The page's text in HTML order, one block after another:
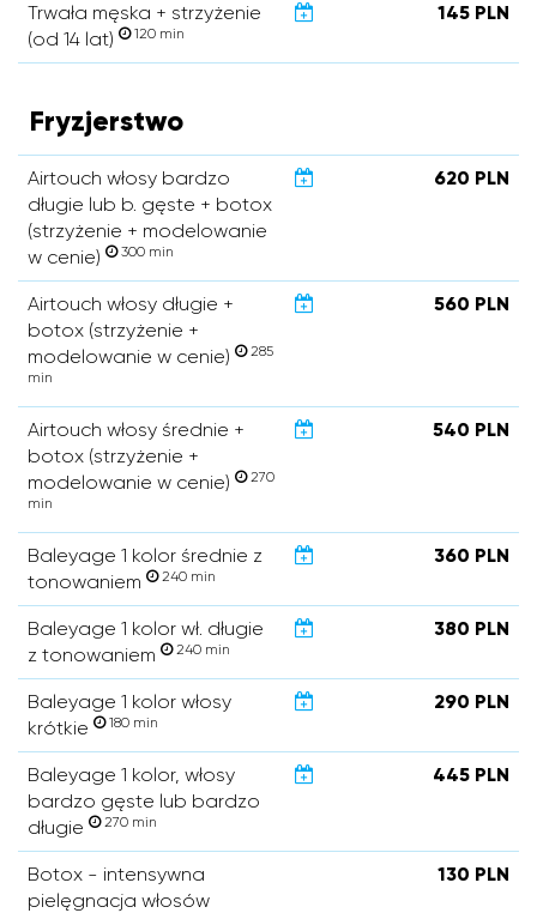
Trwała męska + strzyżenie
(od 14 lat)
120 min
145 PLN
Fryzjerstwo
Airtouch włosy bardzo
długie lub b. gęste + botox
(strzyżenie + modelowanie
w cenie)
300 min
620 PLN
Airtouch włosy długie +
botox (strzyżenie +
modelowanie w cenie)
285
min
560 PLN
Airtouch włosy średnie +
botox (strzyżenie +
modelowanie w cenie)
270
min
540 PLN
Baleyage 1 kolor średnie z
tonowaniem
240 min
360 PLN
Baleyage 1 kolor wł. długie
z tonowaniem
240 min
380 PLN
Baleyage 1 kolor włosy
krótkie
180 min
290 PLN
Baleyage 1 kolor, włosy
bardzo gęste lub bardzo
długie
270 min
445 PLN
Botox - intensywna
pielęgnacja włosów
130 PLN